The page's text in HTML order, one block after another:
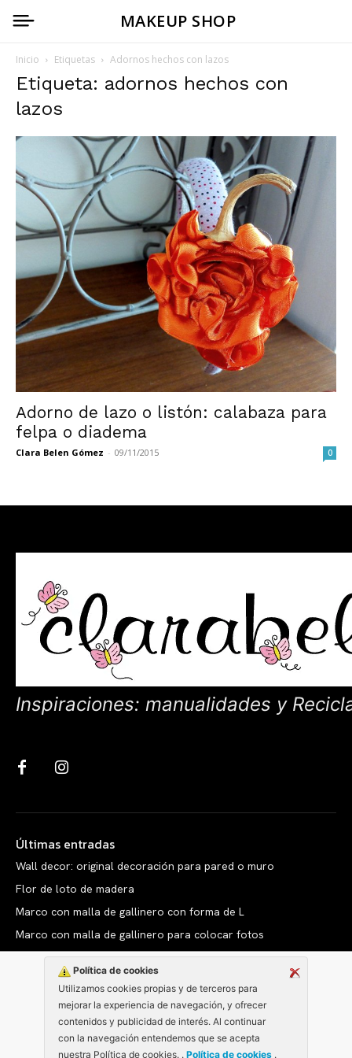
Política de cookies
Utilizamos cookies propias y de terceros para
mejorar la experiencia de navegación, y ofrecer
contenidos y publicidad de interés. Al continuar
con la navegación entendemos que se acepta
nuestra Política de cookies. . Política de cookies .
MAKEUP SHOP
Inicio Etiquetas Adornos hechos con lazos
Etiqueta: adornos hechos con
lazos
Adorno de lazo o listón: calabaza para
felpa o diadema
Clara Belen Gómez - 09/11/2015 0
Inspiraciones: manualidades y
Últimas entradas
Wall decor: original decoración para pared o muro
Flor de loto de madera
Marco con malla de gallinero con forma de L
Marco con malla de gallinero para colocar fotos
Copyright © clarabelen.com